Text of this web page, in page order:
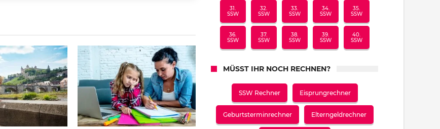
31.
SSW
32.
SSW
33.
SSW
34.
SSW
35.
SSW
36.
SSW
37.
SSW
38.
SSW
39.
SSW
40.
SSW
MÜSST IHR NOCH RECHNEN?
SSW Rechner Eisprungrechner
Geburtsterminrechner Elterngeldrechner